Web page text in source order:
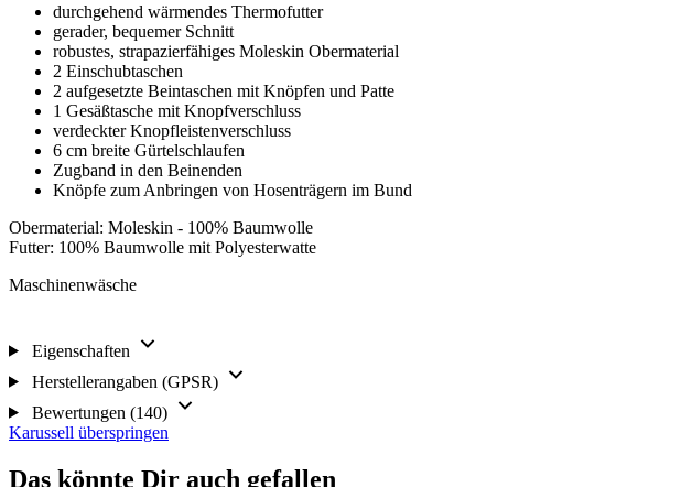
durchgehend wärmendes Thermofutter
gerader, bequemer Schnitt
robustes, strapazierfähiges Moleskin Obermaterial
2 Einschubtaschen
2 aufgesetzte Beintaschen mit Knöpfen und Patte
1 Gesäßtasche mit Knopfverschluss
verdeckter Knopfleistenverschluss
6 cm breite Gürtelschlaufen
Zugband in den Beinenden
Knöpfe zum Anbringen von Hosenträgern im Bund
Obermaterial: Moleskin - 100% Baumwolle
Futter: 100% Baumwolle mit Polyesterwatte
Maschinenwäsche
Eigenschaften
Herstellerangaben (GPSR)
Bewertungen (140)
Karussell überspringen
Das könnte Dir auch gefallen